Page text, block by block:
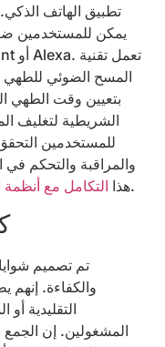
تطبيق الهاتف
يمكن للمستخدمين
المسح الضوئي للطهي
بتعيين وقت الطهي
الشريطية لتغليف
للمستخدمين
والمراقبة والتحكم
هذا التكامل مع أنظمة يخلق تجربة طهي سلسة.
تم تصميم
والكفاءة.
التقليدية أو
المشغولين. إن